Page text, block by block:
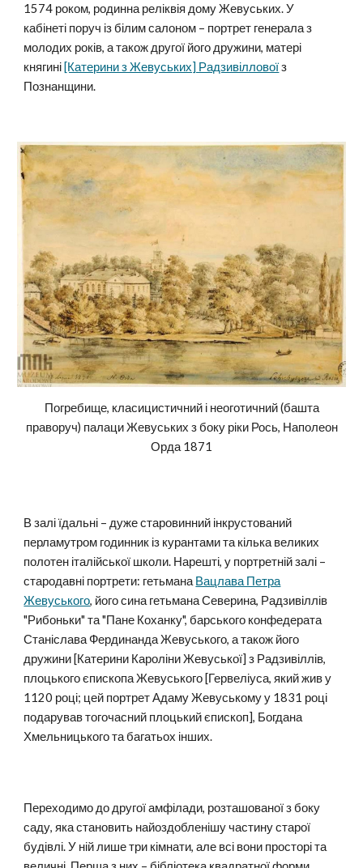
1574 роком, родинна реліквія дому Жевуських. У
кабінеті поруч із білим салоном – портрет генерала з
молодих років, а також другої його дружини, матері
княгині [Катерини з Жевуських] Радзивіллової з
Познанщини.
Погребище, класицистичний і неоготичний (башта
праворуч) палаци Жевуських з боку ріки Рось, Наполеон
Орда 1871
В залі їдальні – дуже старовинний інкрустований
перламутром годинник із курантами та кілька великих
полотен італійської школи. Нарешті, у портретній залі –
стародавні портрети: гетьмана Вацлава Петра
Жевуського, його сина гетьмана Северина, Радзивіллів
"Рибоньки" та "Пане Коханку", барського конфедерата
Станіслава Фердинанда Жевуського, а також його
дружини [Катерини Кароліни Жевуської] з Радзивіллів,
плоцького єпископа Жевуського [Гервеліуса, який жив у
1120 році; цей портрет Адаму Жевуському у 1831 році
подарував тогочасний плоцький єпископ], Богдана
Хмельницького та багатьох інших.
Переходимо до другої амфілади, розташованої з боку
саду, яка становить найоздобленішу частину старої
будівлі. У ній лише три кімнати, але всі вони просторі та